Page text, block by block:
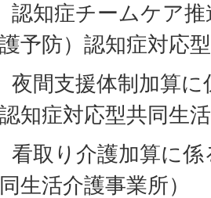
知症チームケア推
予防）認知症対応
間支援体制加算に
知症対応型共同生
取り介護加算に係
生活介護事業所）